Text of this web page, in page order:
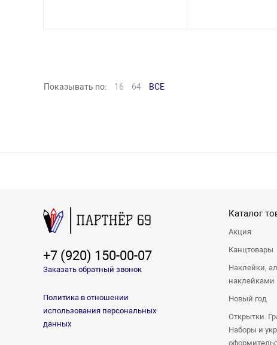
Показывать по: 16 64 ВСЕ
+7 (920) 150-00-07
Заказать обратный звонок
Политика в отношении
использования персональных
данных
Каталог
Акция
Канцтовары
Наклейки,
наклейками
Новый год
Открытки.
Наборы и